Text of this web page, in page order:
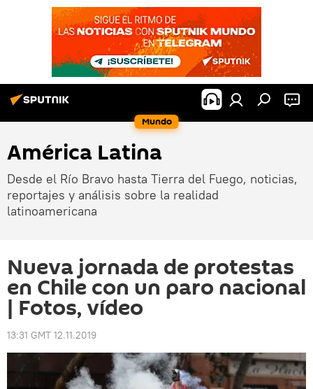
Mundo
América Latina
Desde el Río Bravo hasta Tierra del Fuego, noticias,
reportajes y análisis sobre la realidad
latinoamericana
Nueva jornada de protestas
en Chile con un paro nacional
| Fotos, vídeo
13:31 GMT 12.11.2019